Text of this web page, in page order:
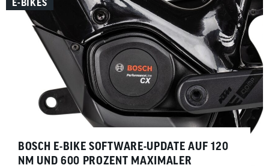
E-BIKES
BOSCH E-BIKE SOFTWARE-UPDATE AUF 120
NM UND 600 PROZENT MAXIMALER